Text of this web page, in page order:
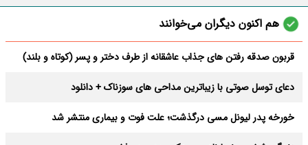
هم اکنون دیگران می‌خوانند
قربون صدقه رفتن های جذاب عاشقانه از طرف دختر و پسر (کوتاه و بلند)
دعای توسل صوتی با زیباترین مداحی های سوزناک + دانلود
خورخه پدر لیونل مسی درگذشت؛ علت فوت و بیماری منتشر شد